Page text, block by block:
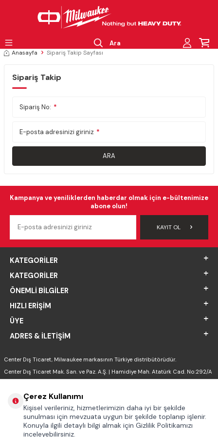
Ara
Anasayfa Sipariş Takip Sayfası
Sipariş Takip
Sipariş No: *
E-posta adresinizi giriniz *
ARA
Kampanya ve yeniliklerden haberdar olmak için e-bültenimize
abone olun!
KAYIT OL
KATEGORILER
KATEGORILER
ÖNEMLI BILGILER
HIZLI ERIŞIM
ÜYE
ADRES & İLETIŞIM
Center Dış Ticaret, Milwaukee markasının Türkiye distribütörüdür.
Center Dış Ticaret Mak. San. ve Paz. A.Ş. | Hamidiye Mah. Atatürk Cad. No:292/A
Çerez Kullanımı
Kişisel verileriniz, hizmetlerimizin daha iyi bir şekilde
sunulması için mevzuata uygun bir şekilde toplanıp işlenir.
Konuyla ilgili detaylı bilgi almak için Gizlilik Politikamızı
inceleyebilirsiniz.